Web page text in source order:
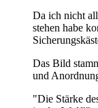
Da ich nicht
stehen habe
Das Bild
und
"Die Stärke